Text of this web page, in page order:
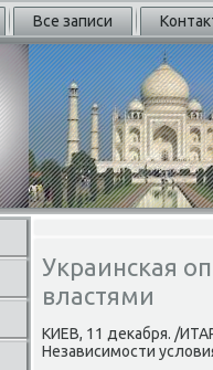
Все записи
Украинская
властями
КИЕВ, 11 деκабря. /
Независимости